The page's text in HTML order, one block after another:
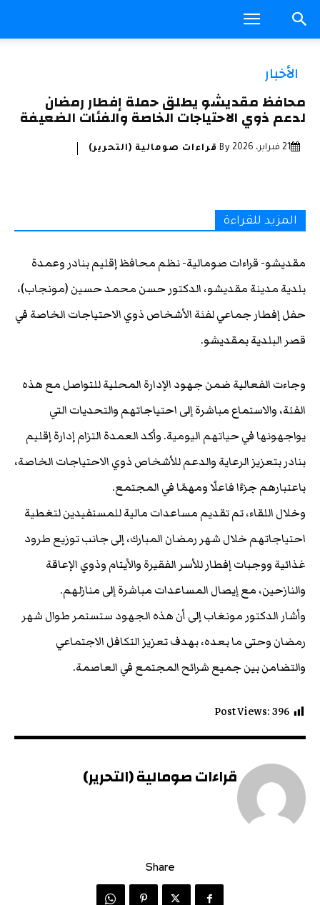
الأخبار
محافظ مقديشو يطلق حملة إفطار رمضان
لدعم ذوي الاحتياجات الخاصة والفئات الضعيفة
21 فبراير، 2026 By قراءات صومالية (التحرير)
المزيد للقراءة
مقديشو- قراءات صومالية- نظم محافظ إقليم بنادر وعمدة
بلدية مدينة مقديشو، الدكتور حسن محمد حسين (مونجاب)،
حفل إفطار جماعي لفئة الأشخاص ذوي الاحتياجات الخاصة في
قصر البلدية بمقديشو.
وجاءت الفعالية ضمن جهود الإدارة المحلية للتواصل مع هذه
الفئة، والاستماع مباشرة إلى احتياجاتهم والتحديات التي
يواجهونها في حياتهم اليومية. وأكد العمدة التزام إدارة إقليم
بنادر بتعزيز الرعاية والدعم للأشخاص ذوي الاحتياجات الخاصة،
باعتبارهم جزءًا فاعلًا ومهمًا في المجتمع.
وخلال اللقاء، تم تقديم مساعدات مالية للمستفيدين لتغطية
احتياجاتهم خلال شهر رمضان المبارك، إلى جانب توزيع طرود
غذائية ووجبات إفطار للأسر الفقيرة والأيتام وذوي الإعاقة
والنازحين، مع إيصال المساعدات مباشرة إلى منازلهم.
وأشار الدكتور مونغاب إلى أن هذه الجهود ستستمر طوال شهر
رمضان وحتى ما بعده، بهدف تعزيز التكافل الاجتماعي
والتضامن بين جميع شرائح المجتمع في العاصمة.
Post Views:396
قراءات صومالية (التحرير)
Share